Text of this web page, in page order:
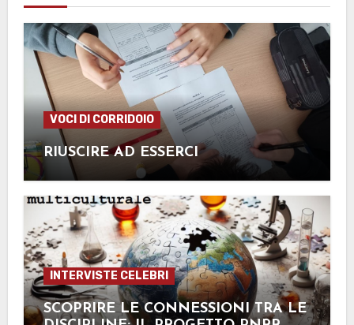
VOCI DI CORRIDOIO
RIUSCIRE AD ESSERCI
INTERVISTE CELEBRI
SCOPRIRE LE CONNESSIONI TRA LE